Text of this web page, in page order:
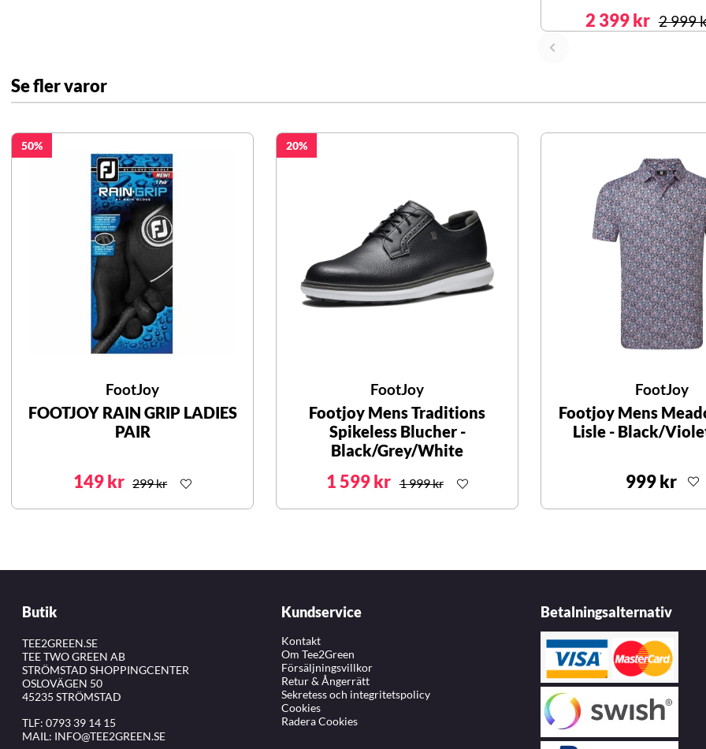
2 399 kr 2 999
Se fler varor
50
FootJoy
FOOTJOY RAIN GRIP LADIES
PAIR
149 kr 299 kr
20
FootJoy
Footjoy Mens Traditions
Spikeless Blucher -
Black/Grey/White
1 599 kr 1 999 kr
FootJoy
Footjoy Mens
Lisle - Black/
999 kr
Butik
TEE2GREEN.SE
TEE TWO GREEN AB
STRÖMSTAD SHOPPINGCENTER
OSLOVÄGEN 50
45235 STRÖMSTAD
TLF: 0793 39 14 15
MAIL: INFO@TEE2GREEN.SE
Kundservice
Kontakt
Om Tee2Green
Försäljningsvillkor
Retur & Ångerrätt
Sekretess och integritetspolicy
Cookies
Radera Cookies
Betalningsalternativ